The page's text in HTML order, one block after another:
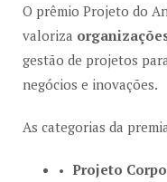
O prêmio Projeto do
valoriza
gestão de projetos
negócios e inovações.
As categorias da
Projeto